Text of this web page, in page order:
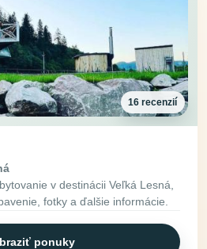
16 recenzií
v destinácii Veľká Lesná,
fotky a ďalšie informácie.
ponuky